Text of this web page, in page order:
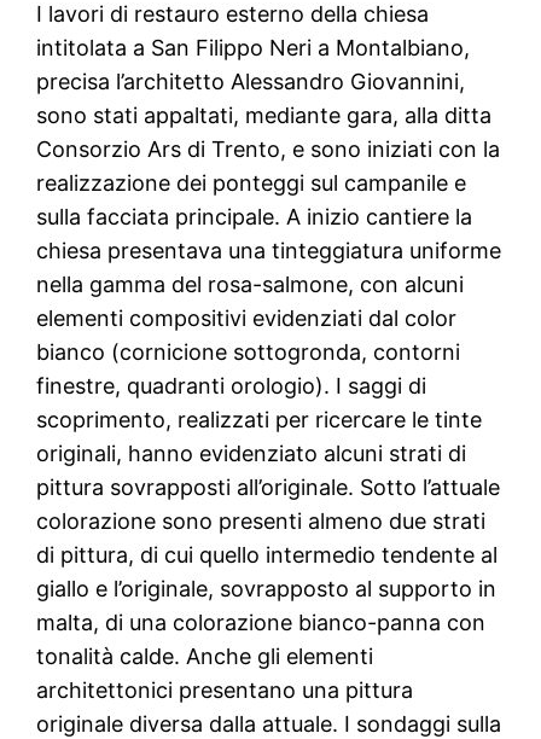
I lavori di restauro esterno della chiesa
intitolata a San Filippo Neri a Montalbiano,
precisa l’architetto Alessandro Giovannini,
sono stati appaltati, mediante gara, alla ditta
Consorzio Ars di Trento, e sono iniziati con la
realizzazione dei ponteggi sul campanile e
sulla facciata principale. A inizio cantiere la
chiesa presentava una tinteggiatura uniforme
nella gamma del rosa-salmone, con alcuni
elementi compositivi evidenziati dal color
bianco (cornicione sottogronda, contorni
finestre, quadranti orologio). I saggi di
scoprimento, realizzati per ricercare le tinte
originali, hanno evidenziato alcuni strati di
pittura sovrapposti all’originale. Sotto l’attuale
colorazione sono presenti almeno due strati
di pittura, di cui quello intermedio tendente al
giallo e l’originale, sovrapposto al supporto in
malta, di una colorazione bianco-panna con
tonalità calde. Anche gli elementi
architettonici presentano una pittura
originale diversa dalla attuale. I sondaggi sulla